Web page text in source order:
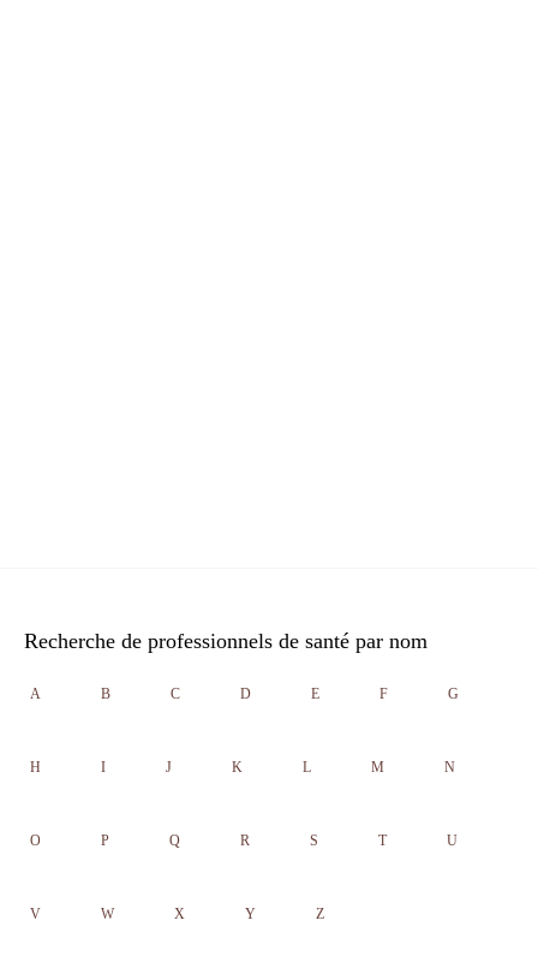
Recherche de professionnels de santé par nom
A B C D E F G
H I J K L M N
O P Q R S T U
V W X Y Z